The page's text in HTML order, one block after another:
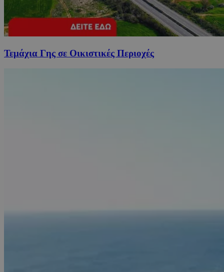
Τεμάχια Γης σε Οικιστικές Περιοχές